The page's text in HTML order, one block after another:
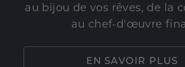
au bijou de vos rêves, de la
au chef-d'œuvre
EN SAVOIR PLUS